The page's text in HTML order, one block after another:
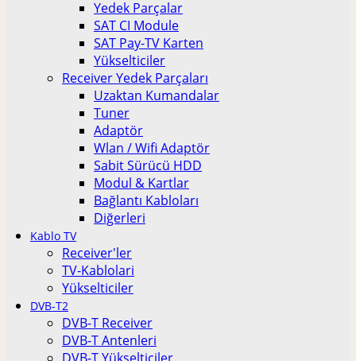
Yedek Parçalar
SAT CI Module
SAT Pay-TV Karten
Yükselticiler
Receiver Yedek Parçaları
Uzaktan Kumandalar
Tuner
Adaptör
Wlan / Wifi Adaptör
Sabit Sürücü HDD
Modul & Kartlar
Bağlantı Kabloları
Diğerleri
Kablo TV
Receiver'ler
TV-Kablolari
Yükselticiler
DVB-T2
DVB-T Receiver
DVB-T Antenleri
DVB-T Yükselticiler